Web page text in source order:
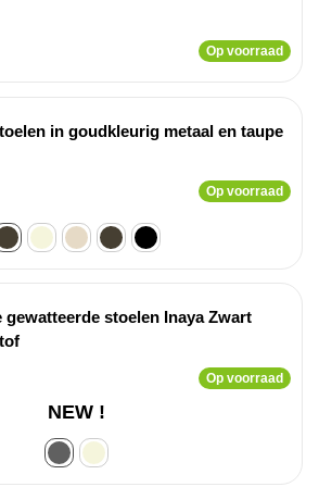
Op voorraad
in goudkleurig metaal en taupe
Op voorraad
gewatteerde stoelen Inaya Zwart
Op voorraad
NEW !